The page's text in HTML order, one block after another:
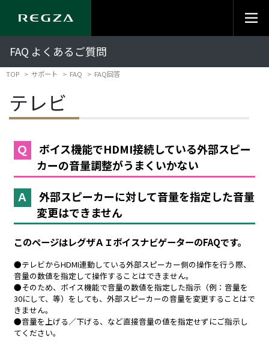
FAQ よくあるご質問
TOP サポート FAQ FAQ回答
テレビ